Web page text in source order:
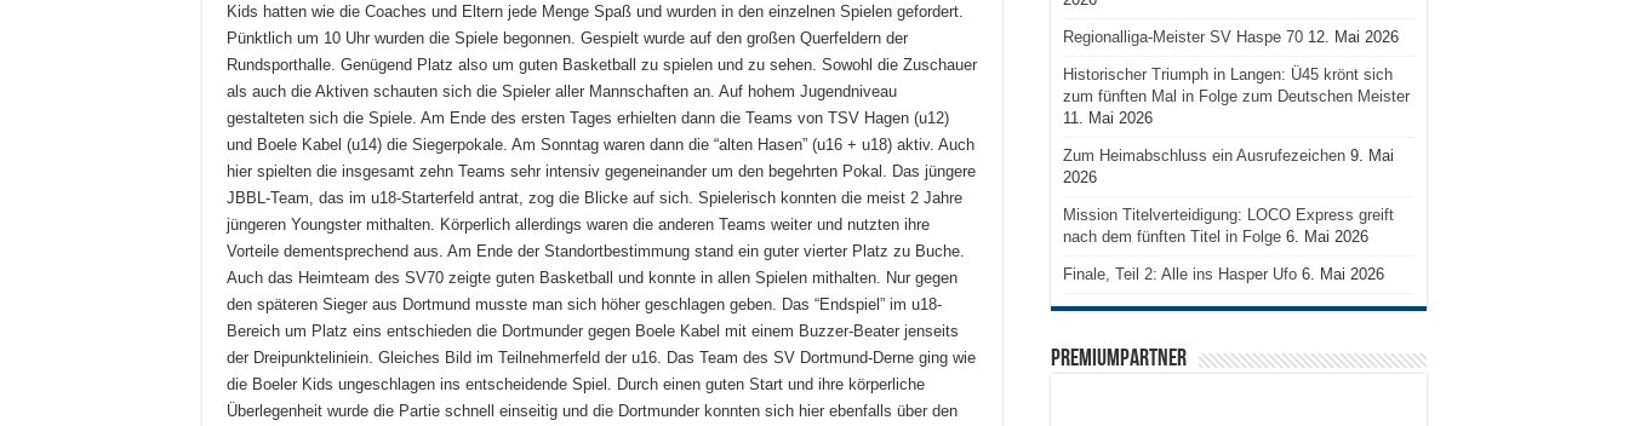
Kids hatten wie die Coaches und Eltern jede Menge Spaß und wurden in den einzelnen Spielen gefordert.
Pünktlich um 10 Uhr wurden die Spiele begonnen. Gespielt wurde auf den großen Querfeldern der
Rundsporthalle. Genügend Platz also um guten Basketball zu spielen und zu sehen. Sowohl die Zuschauer
als auch die Aktiven schauten sich die Spieler aller Mannschaften an. Auf hohem Jugendniveau
gestalteten sich die Spiele. Am Ende des ersten Tages erhielten dann die Teams von TSV Hagen (u12)
und Boele Kabel (u14) die Siegerpokale. Am Sonntag waren dann die “alten Hasen” (u16 + u18) aktiv. Auch
hier spielten die insgesamt zehn Teams sehr intensiv gegeneinander um den begehrten Pokal. Das jüngere
JBBL-Team, das im u18-Starterfeld antrat, zog die Blicke auf sich. Spielerisch konnten die meist 2 Jahre
jüngeren Youngster mithalten. Körperlich allerdings waren die anderen Teams weiter und nutzten ihre
Vorteile dementsprechend aus. Am Ende der Standortbestimmung stand ein guter vierter Platz zu Buche.
Auch das Heimteam des SV70 zeigte guten Basketball und konnte in allen Spielen mithalten. Nur gegen
den späteren Sieger aus Dortmund musste man sich höher geschlagen geben. Das “Endspiel” im u18-
Bereich um Platz eins entschieden die Dortmunder gegen Boele Kabel mit einem Buzzer-Beater jenseits
der Dreipunkteliniein. Gleiches Bild im Teilnehmerfeld der u16. Das Team des SV Dortmund-Derne ging wie
die Boeler Kids ungeschlagen ins entscheidende Spiel. Durch einen guten Start und ihre körperliche
Überlegenheit wurde die Partie schnell einseitig und die Dortmunder konnten sich hier ebenfalls über den
Regionalliga-Meister SV Haspe 70 12. Mai 2026
Historischer Triumph in Langen: Ü45 krönt sich
zum fünften Mal in Folge zum Deutschen Meister
11. Mai 2026
Zum Heimabschluss ein Ausrufezeichen 9. Mai
2026
Mission Titelverteidigung: LOCO Express greift
nach dem fünften Titel in Folge 6. Mai 2026
Finale, Teil 2: Alle ins Hasper Ufo 6. Mai 2026
PREMIUMPARTNER